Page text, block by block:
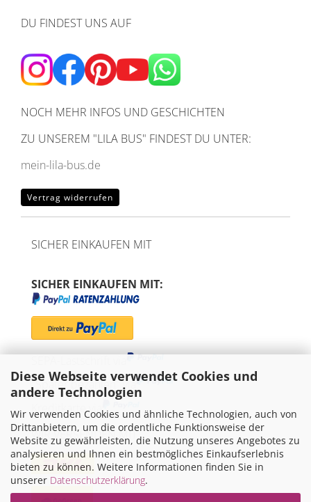
Diese Webseite verwendet Cookies und
andere Technologien
Wir verwenden Cookies und ähnliche Technologien, auch von
Drittanbietern, um die ordentliche Funktionsweise der
Website zu gewährleisten, die Nutzung unseres Angebotes zu
analysieren und Ihnen ein bestmögliches Einkaufserlebnis
bieten zu können. Weitere Informationen finden Sie in
unserer Datenschutzerklärung.
DU FINDEST UNS AUF
NOCH MEHR INFOS UND GESCHICHTEN
ZU UNSEREM "LILA BUS" FINDEST DU UNTER:
mein-lila-bus.de
Vertrag widerrufen
SICHER EINKAUFEN MIT
SICHER EINKAUFEN MIT:
"Später bezahlen" via
Kreditkarte via
WIR VERSENDEN MIT